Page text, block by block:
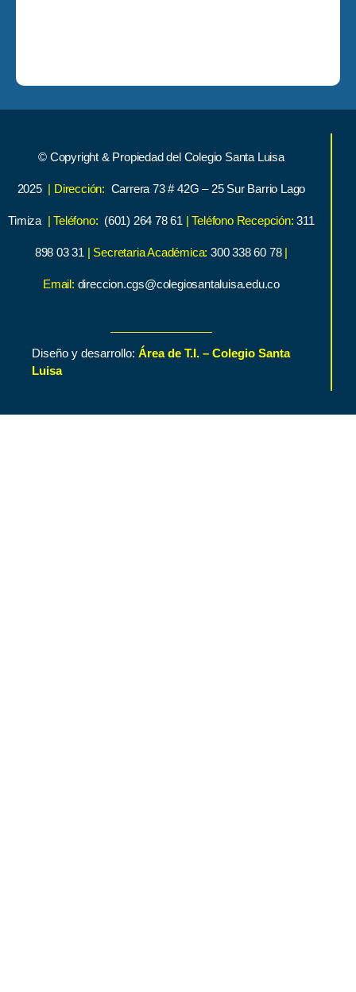
© Copyright & Propiedad del Colegio Santa Luisa
2025 | Dirección: Carrera 73 # 42G – 25 Sur Barrio Lago
Timiza | Teléfono: (601) 264 78 61 | Teléfono Recepción: 311
898 03 31 | Secretaria Académica:300 338 60 78 |
Email: direccion.cgs@colegiosantaluisa.edu.co
Diseño y desarrollo: Área de T.I. – Colegio Santa
Luisa